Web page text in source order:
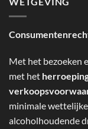
Met het bezoeken
met het
minimale
alcoholhoudende